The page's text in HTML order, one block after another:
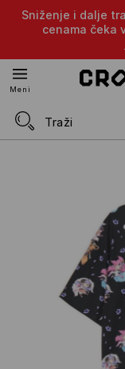
Sniženje i dalje
cenama čeka
Meni